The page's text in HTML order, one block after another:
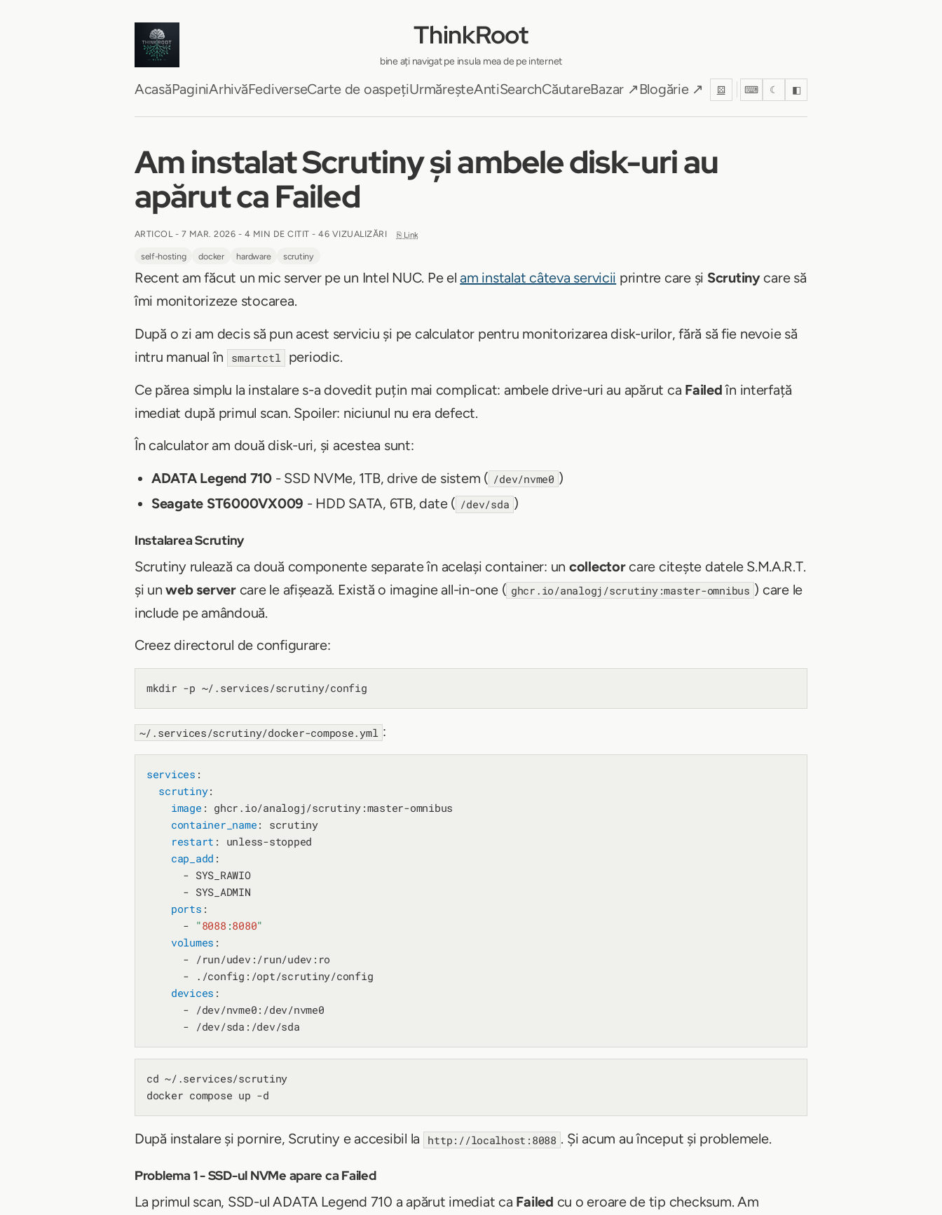
ThinkRoot
bine ați navigat pe insula mea de pe internet
AcasăPaginiArhivăFediverseCarte de oaspețiUrmăreșteAntiSearchCăutareBazar ↗ Blogărie ↗ ⚄ ⌨ ☾ ◧
Am instalat Scrutiny și ambele disk-uri au
apărut ca Failed
ARTICOL - 7 MAR. 2026 - 4 MIN DE CITIT - 46 VIZUALIZĂRI ⎘ Link
self-hosting docker hardware scrutiny
Recent am făcut un mic server pe un Intel NUC. Pe elam instalat câteva servicii printre care și Scrutinycare să
îmi monitorizeze stocarea.
După o zi am decis să pun acest serviciu și pe calculator pentru monitorizarea disk-urilor, fără să fie nevoie să
intru manual în
smartctl
periodic.
Ce părea simplu la instalare s-a dovedit puțin mai complicat: ambele drive-uri au apărut ca Failedîn interfață
imediat după primul scan. Spoiler: niciunul nu era defect.
În calculator am două disk-uri, și acestea sunt:
ADATA Legend 710- SSD NVMe, 1TB, drive de sistem ( /dev/nvme0 )
Seagate ST6000VX009 - HDD SATA, 6TB, date ( /dev/sda )
Instalarea Scrutiny
Scrutiny rulează ca două componente separate în același container: un collectorcare citește datele S.M.A.R.T.
și unweb servercare le afișează. Există o imagine all-in-one ( ghcr.io/analogj/scrutiny:master-omnibus ) care le
include pe amândouă.
Creez directorul de configurare:
~/.services/scrutiny/docker-compose.yml :
services :
scrutiny:
image : ghcr.io/analogj/scrutiny:master-omnibus
container_name : scrutiny
restart : unless-stopped
cap_add :
      - SYS_RAWIO
      - SYS_ADMIN
ports :
      -
"8088 :8080"
volumes :
      - /run/udev:/run/udev:ro
      - ./config:/opt/scrutiny/config
devices :
      - /dev/nvme0:/dev/nvme0
cd ~/.services/scrutiny
După instalare și pornire, Scrutiny e accesibil la http://localhost:8088 . Și acum au început și problemele.
Problema 1 - SSD-ul NVMe apare ca Failed
La primul scan, SSD-ul ADATA Legend 710 a apărut imediat ca Failed cu o eroare de tip checksum. Am